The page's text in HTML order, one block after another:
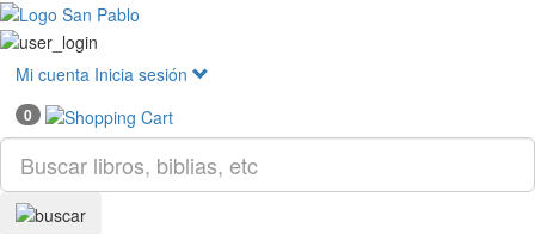
Mi cuenta Inicia sesión
0